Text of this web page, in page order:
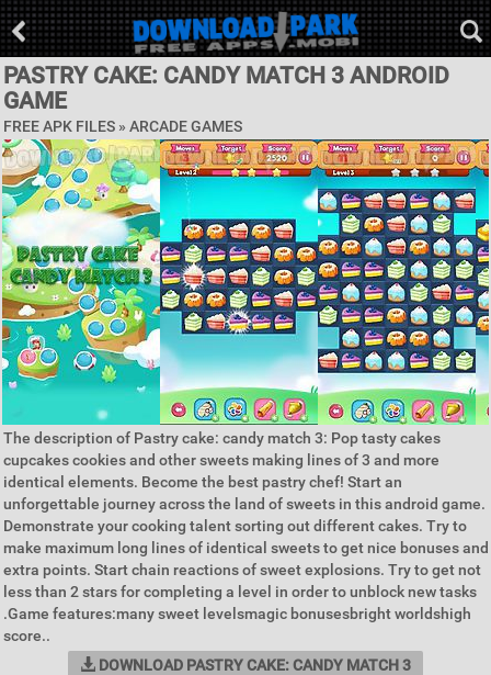
PASTRY CAKE: CANDY MATCH 3 ANDROID
GAME
FREE APK FILES » ARCADE GAMES
The description of Pastry cake: candy match 3: Pop tasty cakes
cupcakes cookies and other sweets making lines of 3 and more
identical elements. Become the best pastry chef! Start an
unforgettable journey across the land of sweets in this android game.
Demonstrate your cooking talent sorting out different cakes. Try to
make maximum long lines of identical sweets to get nice bonuses and
extra points. Start chain reactions of sweet explosions. Try to get not
less than 2 stars for completing a level in order to unblock new tasks
.Game features:many sweet levelsmagic bonusesbright worldshigh
score..
DOWNLOAD PASTRY CAKE: CANDY MATCH 3